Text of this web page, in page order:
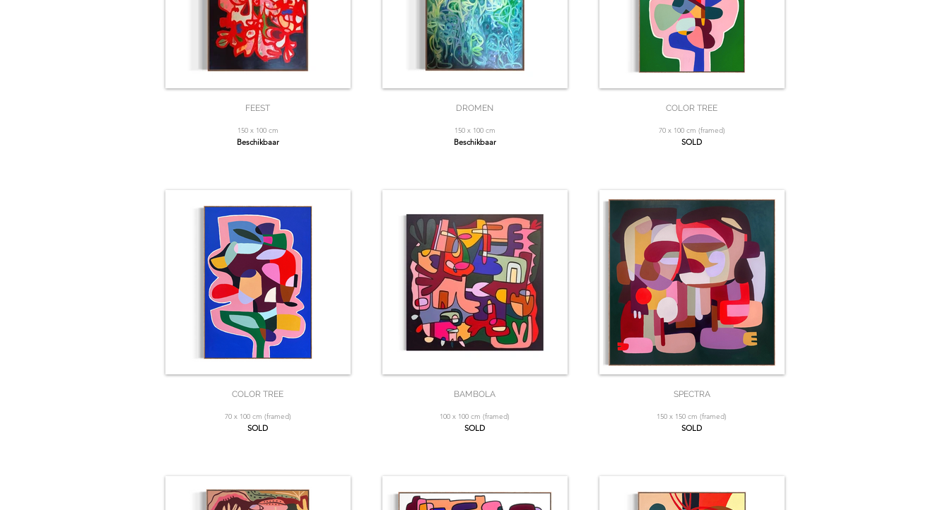
FEEST
150 x 100 cm
Beschikbaar
COLOR TREE
70 x 100 cm (framed)
SOLD
DROMEN
150 x 100 cm
Beschikbaar
BAMBOLA
100 x 100 cm (framed)
SOLD
COLOR TREE
70 x 100 cm (framed)
SOLD
SPECTRA
150 x 150 cm (framed)
SOLD